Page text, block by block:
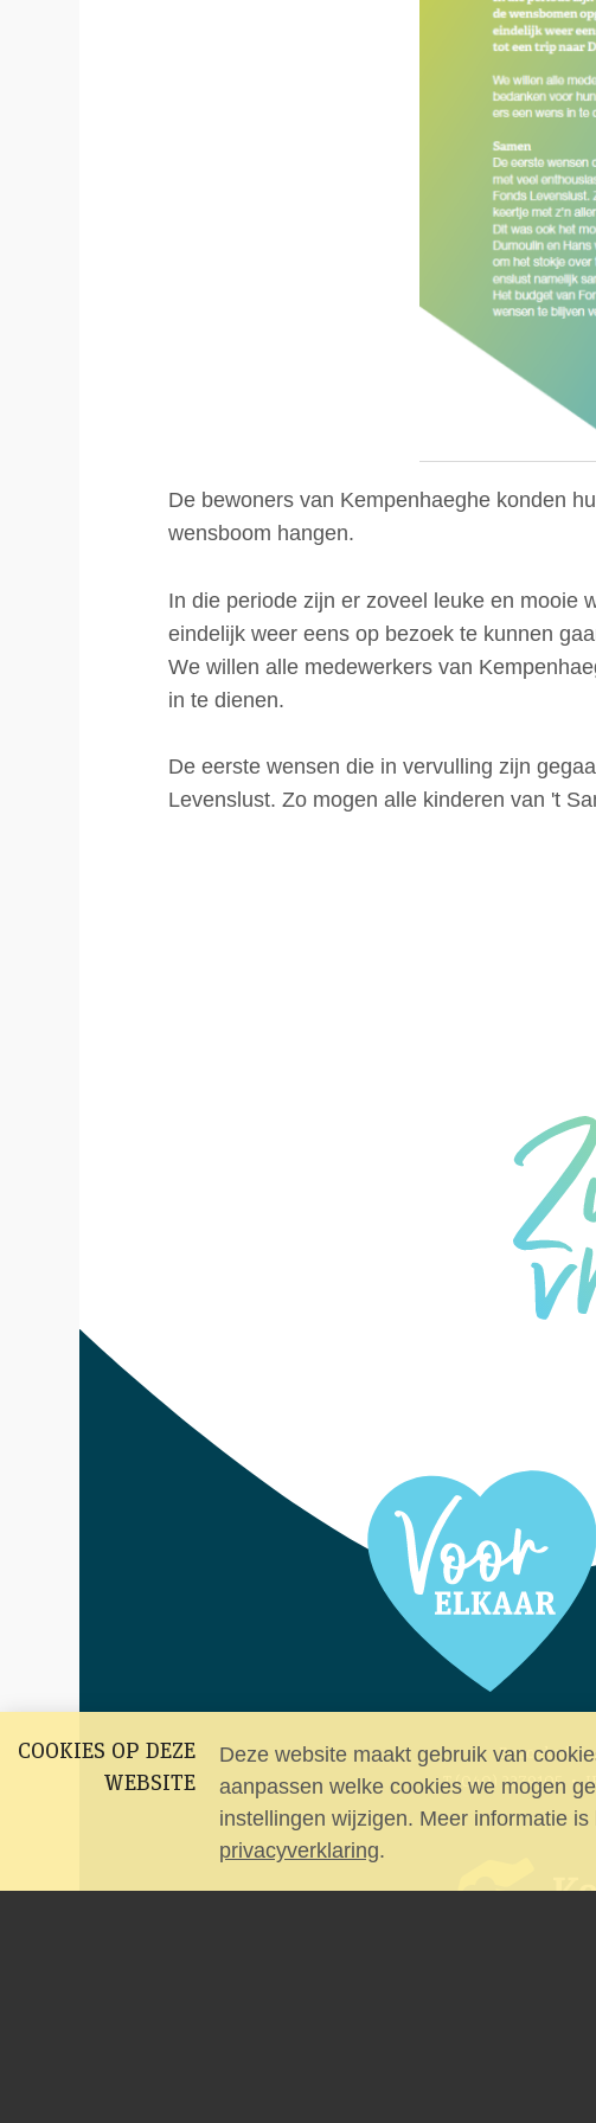
De bewoners van Kempenhaeghe konden
wensboom hangen.
In die periode zijn er zoveel leuke en mooie
eindelijk weer eens op bezoek te kunnen
We willen alle medewerkers van
in te dienen.
De eerste wensen die in vervulling zijn
Levenslust. Zo mogen alle kinderen van 't
T (040) 2279105
COOKIES OP DEZE
WEBSITE
Deze website maakt gebruik van
aanpassen welke cookies we mogen
instellingen wijzigen. Meer informatie
privacyverklaring.